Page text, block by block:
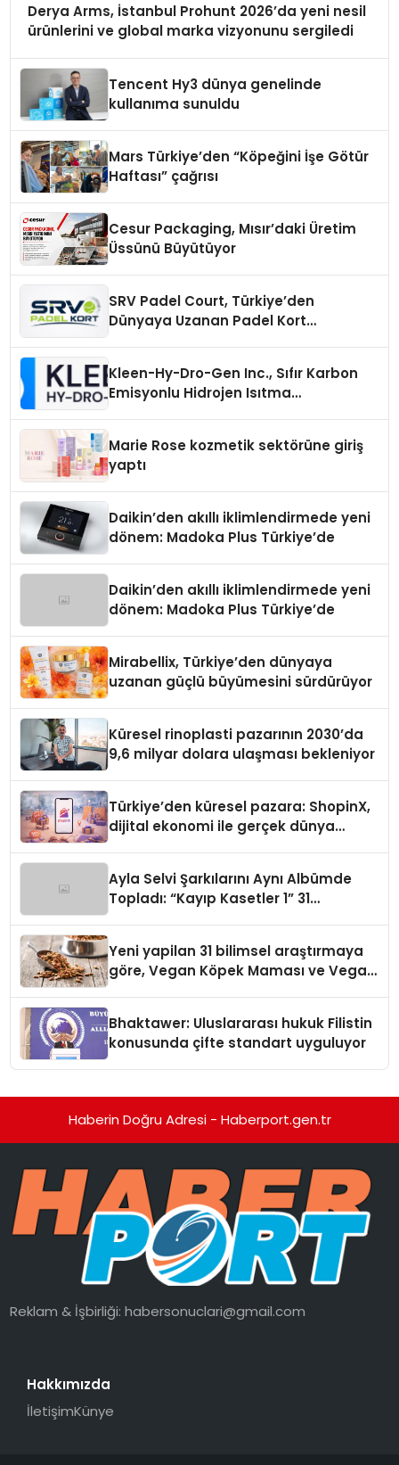
Derya Arms, İstanbul Prohunt 2026’da yeni nesil
ürünlerini ve global marka vizyonunu sergiledi
Tencent Hy3 dünya genelinde
kullanıma sunuldu
Mars Türkiye’den “Köpeğini İşe Götür
Haftası” çağrısı
Cesur Packaging, Mısır’daki Üretim
Üssünü Büyütüyor
SRV Padel Court, Türkiye’den
Dünyaya Uzanan Padel Kort
Kleen-Hy-Dro-Gen Inc., Sıfır Karbon
Emisyonlu Hidrojen Isıtma
Marie Rose kozmetik sektörüne giriş
yaptı
Daikin’den akıllı iklimlendirmede yeni
dönem: Madoka Plus Türkiye’de
Daikin’den akıllı iklimlendirmede yeni
dönem: Madoka Plus Türkiye’de
Mirabellix, Türkiye’den dünyaya
uzanan güçlü büyümesini sürdürüyor
Küresel rinoplasti pazarının 2030’da
9,6 milyar dolara ulaşması bekleniyor
Türkiye’den küresel pazara: ShopinX,
dijital ekonomi ile gerçek dünya
Ayla Selvi Şarkılarını Aynı Albümde
Topladı: “Kayıp Kasetler 1” 31
Yeni yapilan 31 bilimsel araştırmaya
göre, Vegan Köpek Maması ve Vegan
Bhaktawer: Uluslararası hukuk Filistin
konusunda çifte standart uyguluyor
Haberin Doğru Adresi - Haberport.gen.tr
Reklam & İşbirliği:habersonuclari@gmail.com
Hakkımızda
İletişimKünye